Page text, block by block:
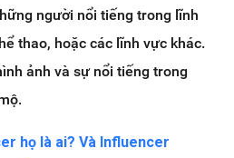
người nổi tiếng trong lĩnh
thao, hoặc các lĩnh vực khác.
ảnh và sự nổi tiếng trong
họ là ai? Và Influencer